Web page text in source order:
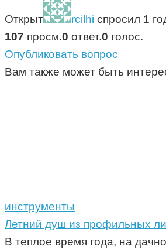
Открыт rcilhi спросил 1
107 просм.0 ответ.0 голос.
Опубликовать вопрос
Вам также может быть
инструменты
Летний душ из профильных
В теплое время года, на